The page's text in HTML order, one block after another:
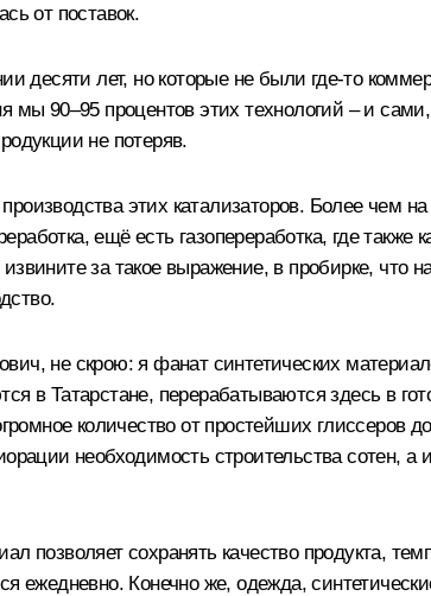
от поставок.
десяти лет, но которые не были где-то
мы 90–95 процентов этих технологий – и
не потеряв.
этих катализаторов. Более чем
ещё есть газопереработка, где
за такое выражение, в пробирке, что
не скрою: я фанат синтетических
в Татарстане, перерабатываются здесь в
количество от простейших глиссеров
необходимость строительства сотен,
позволяет сохранять качество продукта,
ежедневно. Конечно же, одежда,